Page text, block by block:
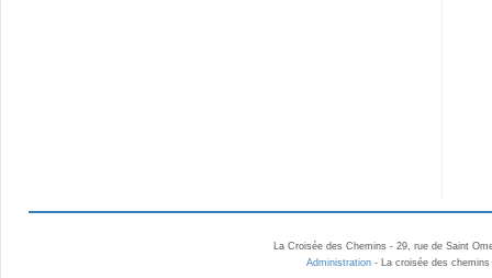
La Croisée des Chemins - 29, rue de Saint
Administration- La croisée des